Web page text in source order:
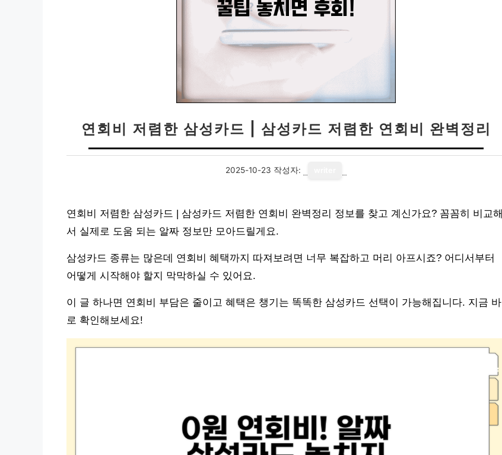
연회비 저렴한 삼성카드 | 삼성카드 저렴한 연회비 완벽정리
2025-10-23 작성자:
연회비 저렴한 삼성카드 | 삼성카드 저렴한 연회비 완벽정리 정보를 찾고 계신가요? 꼼꼼히 비교해
서 실제로 도움 되는 알짜 정보만 모아드릴게요.
삼성카드 종류는 많은데 연회비 혜택까지 따져보려면 너무 복잡하고 머리 아프시죠? 어디서부터
어떻게 시작해야 할지 막막하실 수 있어요.
이 글 하나면 연회비 부담은 줄이고 혜택은 챙기는 똑똑한 삼성카드 선택이 가능해집니다. 지금 바
로 확인해보세요!